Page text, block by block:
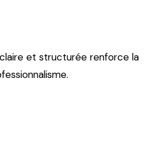
et structurée renforce la